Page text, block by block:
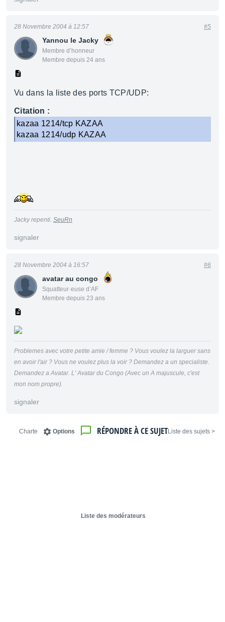
Yannou le Jacky
Membre d’honneur
Membre depuis 24 ans
28 Novembre 2004 à 12:57 #5
Vu dans la liste des ports TCP/UDP:
Citation :
kazaa 1214/tcp KAZAA
kazaa 1214/udp KAZAA
Jacky repenti. SeuRn
signaler
avatar au congo
Squatteur·euse d’AF
Membre depuis 23 ans
28 Novembre 2004 à 16:57 #6
Problemes avec votre petite amie / femme ? Vous voulez la larguer sans
en avoir l'air ? Vous ne voulez plus la voir ? Demandez a un specialiste.
Demandez a Avatar. L' Avatar du Congo (Avec un A majuscule, c'est
mon nom propre).
signaler
< Liste des sujets
RÉPONDRE À CE SUJET
Options
Charte
Liste des modérateurs